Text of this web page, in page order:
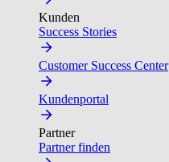
Kunden
Success Stories
Customer Success Center
Kundenportal
Partner
Partner finden